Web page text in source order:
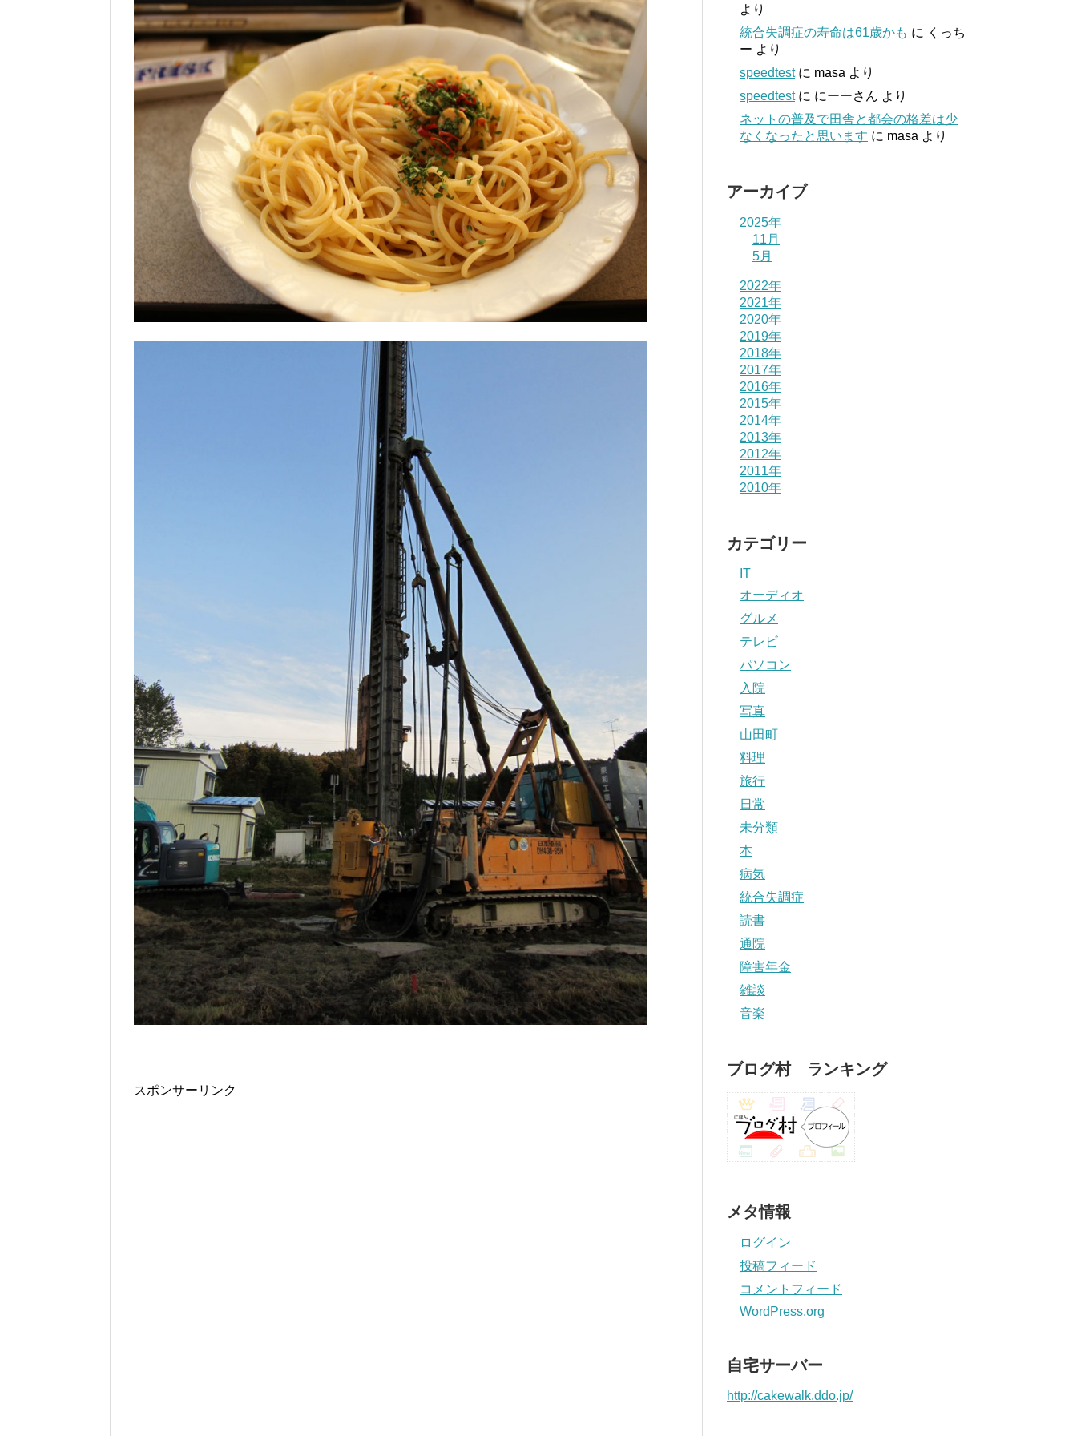
スポンサーリンク
より
統合失調症の寿命は61歳かも に くっち
ー より
speedtestに masa より
speedtestに にーーさん より
ネットの普及で田舎と都会の格差は少
なくなったと思います に masa より
アーカイブ
2025年
11月
5月
2022年
2021年
2020年
2019年
2018年
2017年
2016年
2015年
2014年
2013年
2012年
2011年
2010年
カテゴリー
IT
オーディオ
グルメ
テレビ
パソコン
入院
写真
山田町
料理
旅行
日常
未分類
本
病気
統合失調症
読書
通院
障害年金
雑談
音楽
ブログ村 ランキング
メタ情報
ログイン
投稿フィード
コメントフィード
WordPress.org
自宅サーバー
http://cakewalk.ddo.jp/